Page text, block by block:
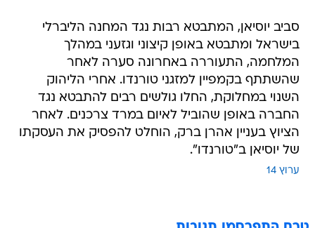
סביב יוסיאן, המתבטא רבות נגד המחנה הליברלי
בישראל ומתבטא באופן קיצוני וגזעני במהלך
המלחמה, התעוררה באחרונה סערה לאחר
שהשתתף בקמפיין למזגני טורנדו. אחרי הליהוק
השנוי במחלוקת, החלו גולשים רבים להתבטא נגד
החברה באופן שהוביל לאיום במרד צרכנים. לאחר
הציוץ בעניין אהרן ברק, הוחלט להפסיק את העסקתו
של יוסיאן ב"טורנדו".
ערוץ 14